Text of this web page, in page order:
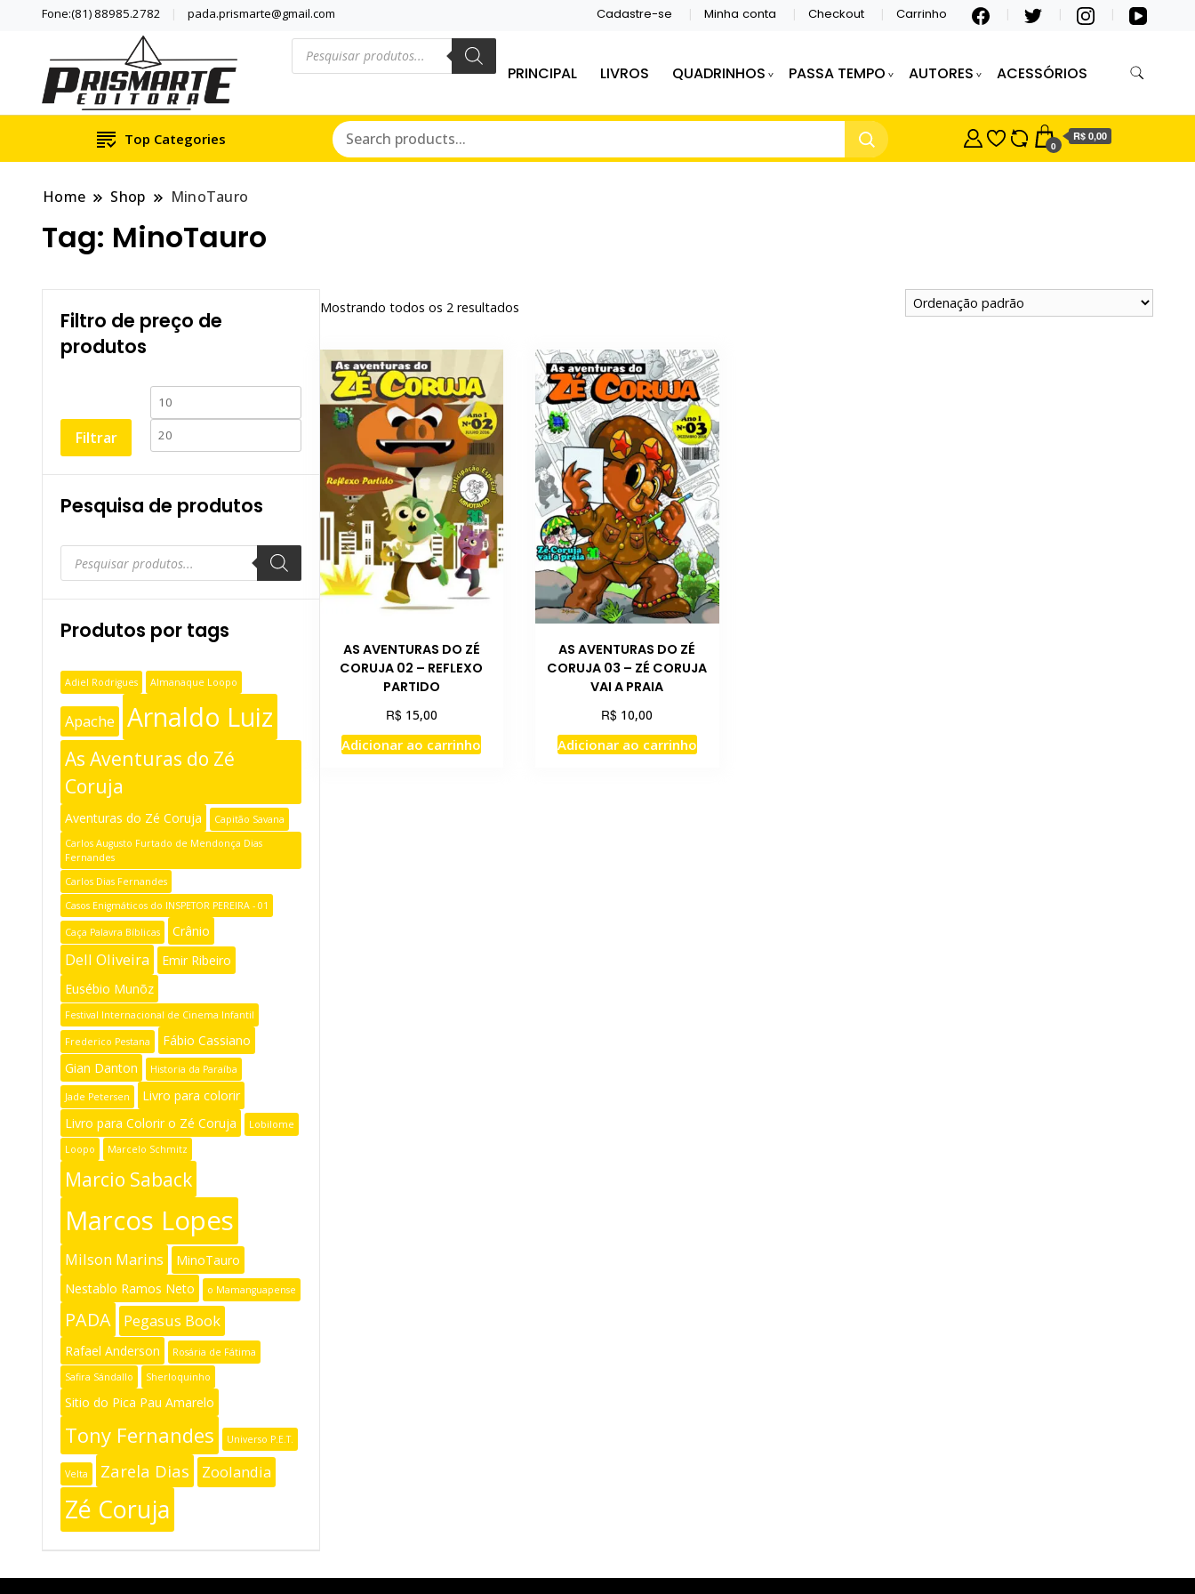
Fone:(81) 88985.2782 pada.prismarte@gmail.com Cadastre-se Minha conta Checkout Carrinho
Pesquisar
produtos
PRINCIPAL LIVROS QUADRINHOS PASSA TEMPO AUTORES ACESSÓRIOS
Top Categories 0
R$ 0,00
Home Shop MinoTauro
Tag: MinoTauro
Mostrando todos os 2 resultados
AS AVENTURAS DO ZÉ
CORUJA 02 – REFLEXO
PARTIDO
R$ 15,00
Adicionar ao carrinho
AS AVENTURAS DO ZÉ
CORUJA 03 – ZÉ CORUJA
VAI A PRAIA
R$ 10,00
Adicionar ao carrinho
Filtro de preço de
produtos
Preço
mínimo
Preço
máximo
Filtrar
Pesquisa de produtos
Pesquisar
produtos
Produtos por tags
Adiel Rodrigues Almanaque Loopo
Apache Arnaldo Luiz
As Aventuras do Zé
Coruja
Aventuras do Zé Coruja
Capitão Savana
Carlos Augusto Furtado de Mendonça Dias
Fernandes
Carlos Dias Fernandes
Casos Enigmáticos do INSPETOR PEREIRA - 01
Caça Palavra Bíblicas Crânio
Dell Oliveira
Emir Ribeiro
Eusébio Munõz
Festival Internacional de Cinema Infantil
Frederico Pestana
Fábio Cassiano
Gian Danton
Historia da Paraíba
Jade Petersen
Livro para colorir
Livro para Colorir o Zé Coruja
Lobilome
Loopo
Marcelo Schmitz
Marcio Saback
Marcos Lopes
Milson Marins
MinoTauro
Nestablo Ramos Neto
o Mamanguapense
PADA Pegasus Book
Rafael Anderson
Rosária de Fátima
Safira Sándallo
Sherloquinho
Sitio do Pica Pau Amarelo
Tony Fernandes Universo P.E.T.
Velta Zarela Dias Zoolandia
Zé Coruja